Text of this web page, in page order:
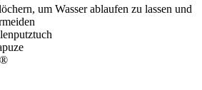
um Wasser ablaufen zu lassen und